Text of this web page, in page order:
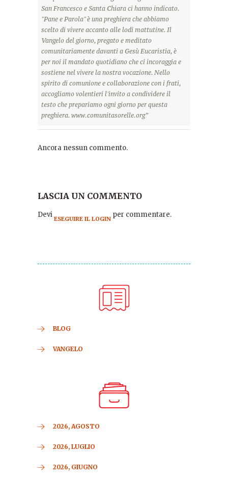
San Francesco e Santa Chiara ci hanno indicato.
"Pane e Parola" è una preghiera che abbiamo
scelto di vivere accanto alle lodi mattutine. Il
Vangelo del giorno, pregato e meditato
comunitariamente davanti a Gesù Eucaristia, è
per noi il mandato quotidiano che ci incoraggia e
sostiene nel vivere la nostra vocazione. Nello
spirito di comunione e collaborazione con i frati,
accogliamo volentieri l'invito a condividere il
testo che prepariamo ogni giorno per questa
preghiera. www.comunitasorelle.org”
Ancora nessun commento.
LASCIA UN COMMENTO
Devi ESEGUIRE IL LOGIN per commentare.
BLOG
VANGELO
2026, AGOSTO
2026, LUGLIO
2026, GIUGNO